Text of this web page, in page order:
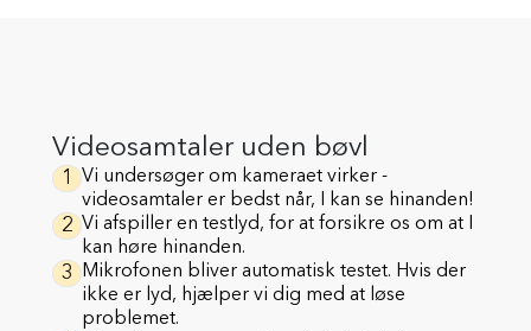
Videosamtaler uden bøvl
1
Vi undersøger om kameraet virker -
videosamtaler er bedst når, I kan se hinanden!
2 Vi afspiller en testlyd, for at forsikre os om at I
kan høre hinanden.
3
Mikrofonen bliver automatisk testet. Hvis der
ikke er lyd, hjælper vi dig med at løse
problemet.